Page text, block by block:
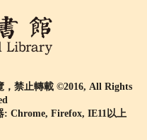
，禁止轉載 ©2016, All Rights
Chrome, Firefox, IE11以上